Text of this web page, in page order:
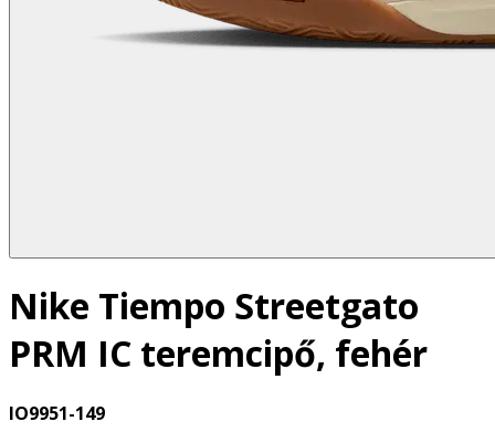
Nike Tiempo Streetgato
PRM IC teremcipő, fehér
IO9951-149